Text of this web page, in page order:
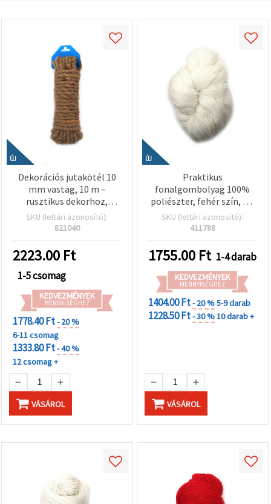
ÚJ
Dekorációs jutakötél 10
mm vastag, 10 m –
rusztikus dekorhoz,
kézműves és DIY kreatív
projektekhez
SKU (leltári azonosító):
821040
2223.00 Ft
1-5 csomag
KEDVEZMÉNYEK
MENNYISÉGHEZ
1778.40 Ft- 20 %
6-11 csomag
1333.80 Ft- 40 %
12 csomag +
VÁSÁROL
ÚJ
Praktikus
fonalgombolyag 100%
poliészter, fehér szín, kb.
250 g – kötéshez és
különféle kézműves
SKU (leltári azonosító):
411788
1755.00 Ft 1-4 darab
KEDVEZMÉNYEK
MENNYISÉGHEZ
1404.00 Ft- 20 %5-9 darab
1228.50 Ft- 30 %10 darab +
VÁSÁROL